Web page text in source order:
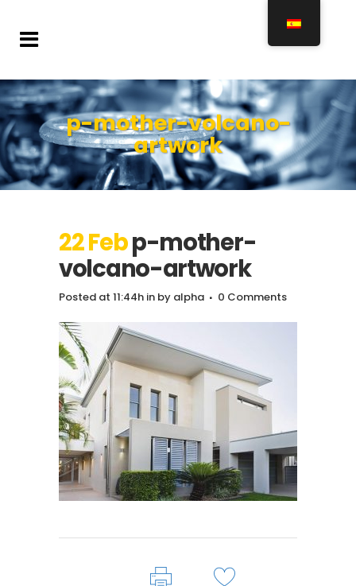
p-mother-volcano-
artwork
22 Febp-mother-
volcano-artwork
Posted at 11:44h in by alpha 0 Comments